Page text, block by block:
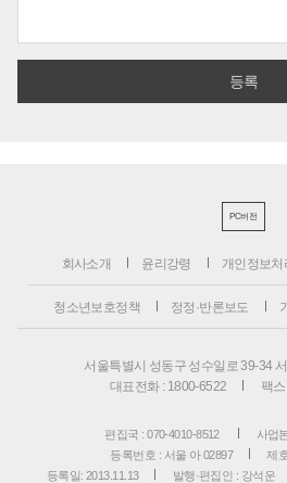
PC버전
회사소개 윤리강령 개인정보처
청소년보호정책 정정·반론보도
서울특별시 성동구 성수일로 39-34
대표전화 : 1800-6522
팩
편집국 : 070-4010-8512
사업
등록번호 : 서울 아 02897
제
등록일: 2013.11.13
발행·편집인 : 강석운